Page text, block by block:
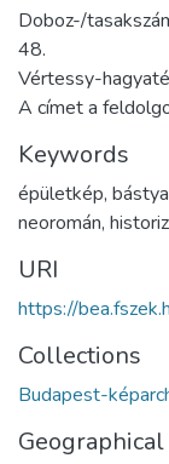
Doboz-/
48.
Vértessy-
A címet a
Keywords
épületkép, bástya
neoromán,
URI
https://
Collections
Budapest-